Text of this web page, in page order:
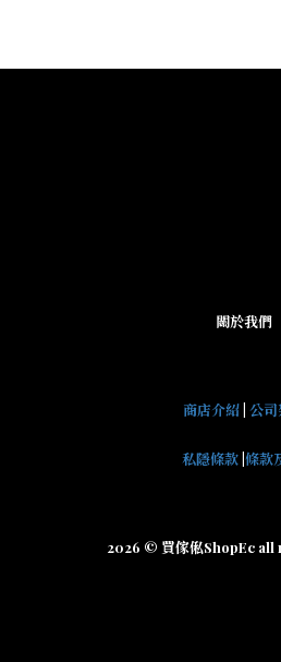
關於我們
商店介紹| 公司
私隱條款 條款
2026 © 買傢俬ShopEc